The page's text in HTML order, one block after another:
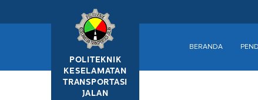
POLITEKNIK
KESELAMATAN
TRANSPORTASI
JALAN
BERANDA